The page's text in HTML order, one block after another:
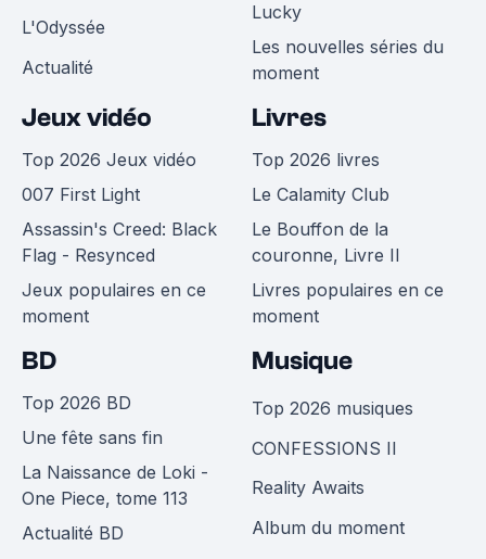
L'Odyssée
Actualité
Lucky
Les nouvelles séries du
moment
Jeux vidéo
Top 2026 Jeux vidéo
007 First Light
Assassin's Creed: Black
Flag - Resynced
Jeux populaires en ce
moment
Livres
Top 2026 livres
Le Calamity Club
Le Bouffon de la
couronne, Livre II
Livres populaires en ce
moment
BD
Top 2026 BD
Une fête sans fin
La Naissance de Loki -
One Piece, tome 113
Actualité BD
Musique
Top 2026 musiques
CONFESSIONS II
Reality Awaits
Album du moment